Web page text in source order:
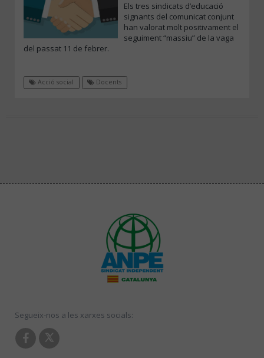
Els tres sindicats d’educació
signants del comunicat conjunt
han valorat molt positivament el
seguiment “massiu” de la vaga
del passat 11 de febrer.
Acció social Docents
Segueix-nos a les xarxes socials: